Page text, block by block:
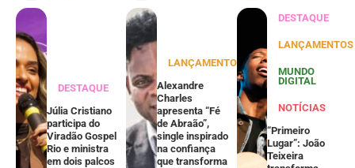
DESTAQUE
Júlia Cristiano
participa do
Viradão Gospel
Rio e ministra
em dois palcos
LANÇAMENTOS
Alexandre
Charles
apresenta “Fé
de Abraão”,
single inspirado
na confiança
que transforma
DESTAQUE
LANÇAMENTOS
MUNDO
DIGITAL
NOTÍCIAS
“Primeiro
Lugar”: João
Teixeira